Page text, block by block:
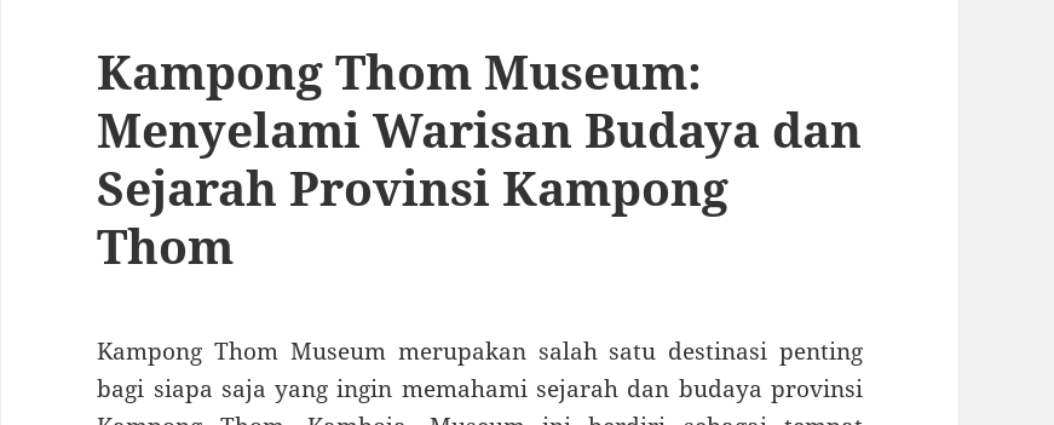
Kampong Thom Museum:
Menyelami Warisan Budaya dan
Sejarah Provinsi Kampong
Thom
Kampong Thom Museum merupakan salah satu destinasi penting
bagi siapa saja yang ingin memahami sejarah dan budaya provinsi